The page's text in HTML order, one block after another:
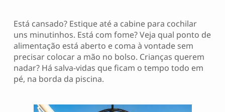
Está cansado? Estique até a cabine para cochilar
uns minutinhos. Está com fome? Veja qual ponto de
alimentação está aberto e coma à vontade sem
precisar colocar a mão no bolso. Crianças querem
nadar? Há salva-vidas que ficam o tempo todo em
pé, na borda da piscina.